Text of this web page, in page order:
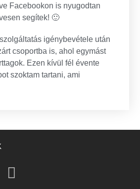
Facebookon is nyugodtan
segítek! 🙂
szolgáltatás igénybevétele után
csoportba is, ahol egymást
Ezen kívül fél évente
szoktam tartani, ami